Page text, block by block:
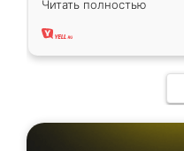
два года, нареканий
Читать полностью